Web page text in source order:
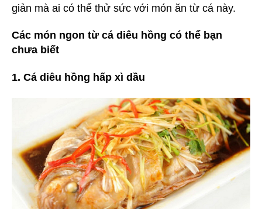
giản mà ai có thể thử sức với món ăn từ cá này.
Các món ngon từ cá diêu hồng có thể bạn
chưa biết
1. Cá diêu hồng hấp xì dầu